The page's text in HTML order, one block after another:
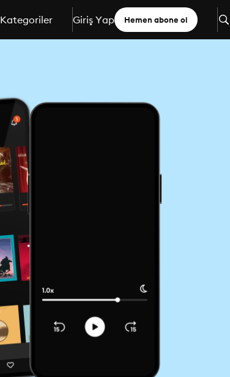
Kategoriler Giriş Yap Hemen abone ol